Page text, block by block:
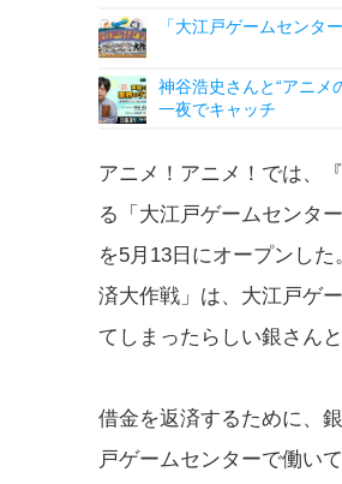
「大江戸ゲームセンタ
神谷浩史さんと“アニ
一夜でキャッチ
アニメ！アニメ！では、
る「大江戸ゲームセンタ
を5月13日にオープンし
済大作戦」は、大江戸ゲ
てしまったらしい銀さん
借金を返済するために、
戸ゲームセンターで働い